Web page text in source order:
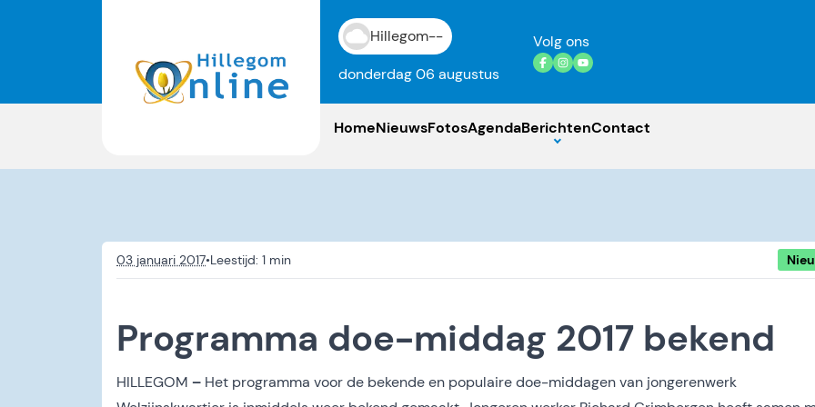
Hillegom--
donderdag 06 augustus
Volg ons
HomeNieuwsFotosAgendaBerichtenContact
03 januari 2017•
Programma doe-middag 2017 bekend
HILLEGOM – Het programma voor de bekende en populaire doe-middagen van jongerenwerk